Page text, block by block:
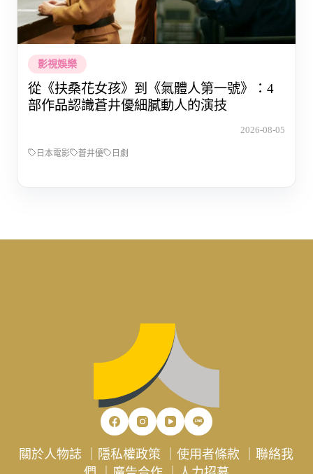
影視娛樂
從《扶桑花女孩》到《氣體人第一號》：4
部作品認識蒼井優細膩動人的演技
2026-08-05
日本電影 蒼井優 日劇
關於人物誌 隱私權政策 ｜使用者條款 ｜聯絡我